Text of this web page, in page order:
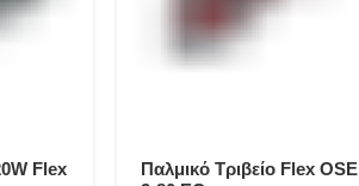
Flex
Παλμικό Τριβείο Flex OSE